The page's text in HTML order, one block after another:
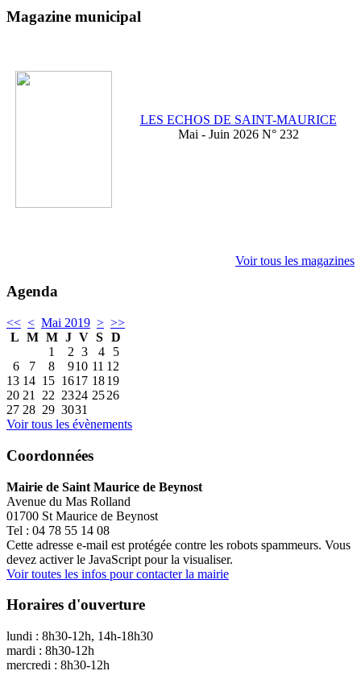
Magazine municipal
LES ECHOS DE SAINT-MAURICE
Mai - Juin 2026 N° 232
Voir tous les magazines
Agenda
<< < Mai 2019 > >>
L M M J V S D
1
2 3 4
5
6
7 8 910 11 12
13 14 15 1617 1819
20 21 22 2324 2526
27 28 29 3031
Voir tous les évènements
Coordonnées
Mairie de Saint Maurice de Beynost
Avenue du Mas Rolland
01700 St Maurice de Beynost
Tel : 04 78 55 14 08
Cette adresse e-mail est protégée contre les robots spammeurs. Vous
devez activer le JavaScript pour la visualiser.
Voir toutes les infos pour contacter la mairie
Horaires d'ouverture
lundi : 8h30-12h, 14h-18h30
mardi : 8h30-12h
mercredi : 8h30-12h